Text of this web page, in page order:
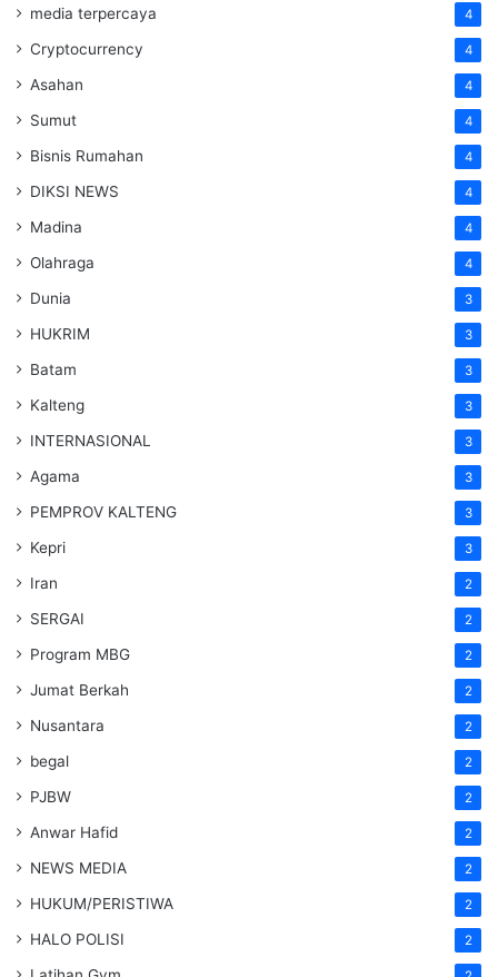
media terpercaya 4
Cryptocurrency 4
Asahan 4
Sumut 4
Bisnis Rumahan 4
DIKSI NEWS 4
Madina 4
Olahraga 4
Dunia 3
HUKRIM 3
Batam 3
Kalteng 3
INTERNASIONAL 3
Agama 3
PEMPROV KALTENG 3
Kepri 3
Iran 2
SERGAI 2
Program MBG 2
Jumat Berkah 2
Nusantara 2
begal 2
PJBW 2
Anwar Hafid 2
NEWS MEDIA 2
HUKUM/PERISTIWA 2
HALO POLISI 2